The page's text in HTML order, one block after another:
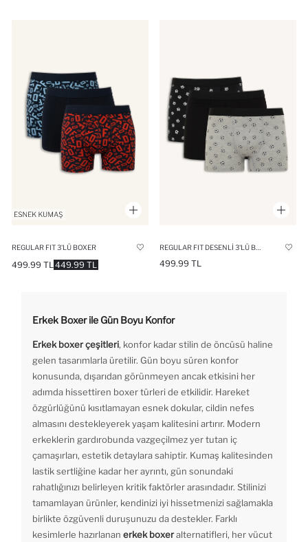
REGULAR FIT 3'LÜ BOXER
449.99 TL
499.99 TL 499.99 TL
Erkek Boxer ile Gün Boyu Konfor
Erkek boxer çeşitleri, konfor kadar stilin de öncüsü haline
gelen tasarımlarla üretilir. Gün boyu süren konfor
konusunda, dışarıdan görünmeyen ancak etkisini her
adımda hissettiren boxer türleri de etkilidir. Hareket
özgürlüğünü kısıtlamayan esnek dokular, cildin nefes
almasını destekleyerek yaşam kalitesini artırır. Modern
erkeklerin gardırobunda vazgeçilmez yer tutan iç
çamaşırları, estetik detaylara sahiptir. Kumaş kalitesinden
lastik sertliğine kadar her ayrıntı, gün sonundaki
rahatlığınızı belirleyen kritik faktörler arasındadır. Stilinizi
tamamlayan ürünler, kendinizi iyi hissetmenizi sağlamakla
birlikte özgüvenli duruşunuzu da destekler. Farklı
kesimlerle hazırlanan erkek boxeralternatifleri, her vücut